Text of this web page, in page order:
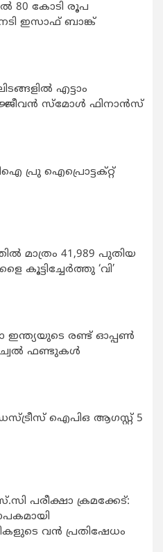
80 കോടി രൂപ
ഇസാഫ് ബാങ്ക്
എട്ടാം
സ്മോൾ ഫിനാൻസ്
ഐപ്രൊട്ടക്റ്റ്
മാത്രം 41,989 പുതിയ
കൂട്ടിച്ചേർത്തു ‘വി’
രണ്ട് ഓപ്പണ്‍
ഫണ്ടുകള്‍
ഐപിഒ ആഗസ്റ്റ് 5
പരീക്ഷാ ക്രമക്കേട്:
വന്‍ പ്രതിഷേധം